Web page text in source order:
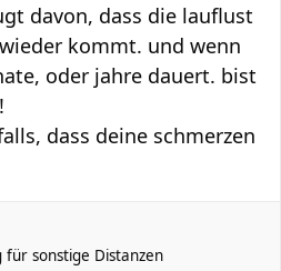
davon, dass die lauflust
kommt. und wenn
oder jahre dauert. bist
dass deine schmerzen
für sonstige Distanzen